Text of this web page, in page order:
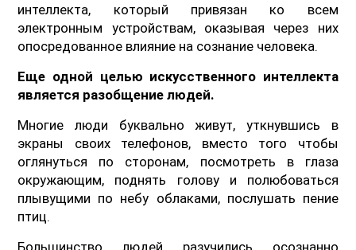
интеллекта, который привязан ко всем
электронным устройствам, оказывая через них
опосредованное влияние на сознание человека.
Еще одной целью искусственного интеллекта
является разобщение людей.
Многие люди буквально живут, уткнувшись в
экраны своих телефонов, вместо того чтобы
оглянуться по сторонам, посмотреть в глаза
окружающим, поднять голову и полюбоваться
плывущими по небу облаками, послушать пение
птиц.
Большинство людей разучились осознанно